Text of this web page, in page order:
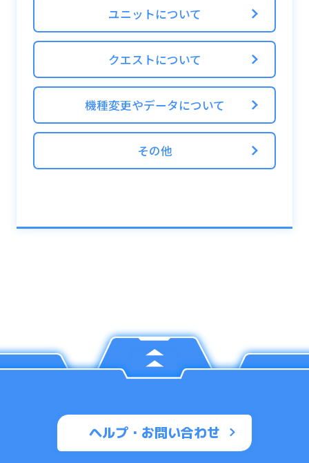
フォルダからお気に入り登録したいユニット
を選択し、ユニット詳細画面右上の「お気に
登録」ボタンを押してください。
※文字がオレンジ色になっていれば、お気に
入り登録されています
ユニットについて
クエストについて
機種変更やデータについて
その他
ヘルプ・お問い合わせ